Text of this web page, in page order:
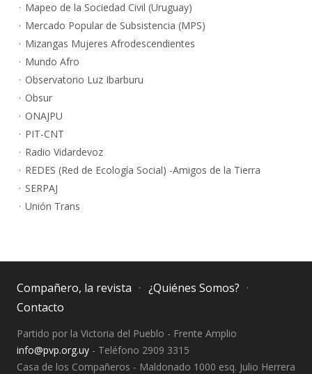
Mapeo de la Sociedad Civil (Uruguay)
Mercado Popular de Subsistencia (MPS)
Mizangas Mujeres Afrodescendientes
Mundo Afro
Observatorio Luz Ibarburu
Obsur
ONAJPU
PIT-CNT
Radio Vidardevoz
REDES (Red de Ecología Social) -Amigos de la Tierra
SERPAJ
Unión Trans
Compañero, la revista
¿Quiénes Somos?
Contacto
Partido por la Victoria del Pueblo - Frente Amplio
info@pvp.org.uy - Teléfono 2909 3315
Casa de los Compañeros - Maldonado 1000 esq. Julio Herrera